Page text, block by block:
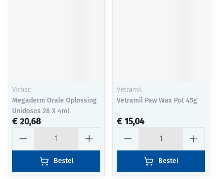
Virbac
Megaderm Orale Oplossing
Unidoses 28 X 4ml
€ 20,68
Bestel
Vetramil
Vetramil Paw Wax Pot 45g
€ 15,04
Bestel